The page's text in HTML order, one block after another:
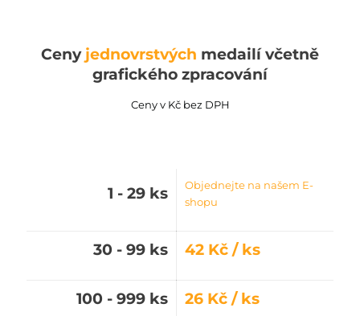
Ceny jednovrstvých medailí včetně
grafického zpracování
Ceny v Kč bez DPH
1 - 29 ks
Objednejte na našem E-
shopu
30 - 99 ks 42 Kč / ks
100 - 999 ks 26 Kč / ks